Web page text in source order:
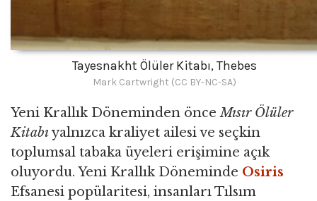
Tayesnakht Ölüler Kitabı, Thebes
Mark Cartwright (CC BY-NC-SA)
Yeni Krallık Döneminden önceMısır Ölüler
Kitabıyalnızca kraliyet ailesi ve seçkin
toplumsal tabaka üyeleri erişimine açık
oluyordu. Yeni Krallık Döneminde Osiris
Efsanesi popülaritesi, insanları Tılsım